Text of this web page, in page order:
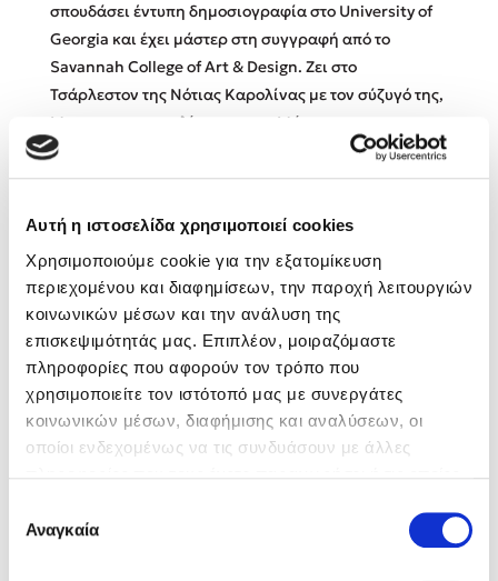
Αυτή η ιστοσελίδα χρησιμοποιεί cookies
Χρησιμοποιούμε cookie για την εξατομίκευση
περιεχομένου και διαφημίσεων, την παροχή λειτουργιών
κοινωνικών μέσων και την ανάλυση της
επισκεψιμότητάς μας. Επιπλέον, μοιραζόμαστε
πληροφορίες που αφορούν τον τρόπο που
χρησιμοποιείτε τον ιστότοπό μας με συνεργάτες
κοινωνικών μέσων, διαφήμισης και αναλύσεων, οι
οποίοι ενδεχομένως να τις συνδυάσουν με άλλες
των υπηρεσιών τους. Αν συνεχίσετε να χρησιμοποιείτε
την ιστοσελίδα μας, συναινείτε στη χρήση των cookies
συγκατάθεσης
Αναγκαία
Ιωάννης Γλωσσόπουλος
Ένας γίγαντας στο σχολείο
σπουδάσει έντυπη δημοσιογραφία στο University of
Georgia και έχει μάστερ στη συγγραφή από το
Savannah College of Art & Design. Ζει στο
Τσάρλεστον της Νότιας Καρολίνας με τον σύζυγό της,
Μπριτ, και τη σκυλίτσα της, τη Μάκο.